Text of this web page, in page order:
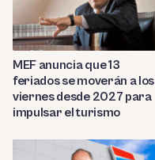
MEF anuncia que 13
feriados se moverán a los
viernes desde 2027 para
impulsar el turismo